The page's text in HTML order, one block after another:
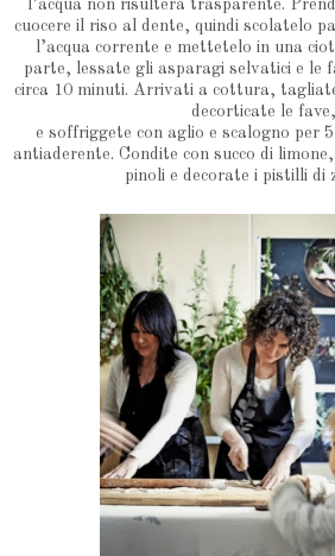
l’acqua non risulterà trasparente.
cuocere il riso al dente, quindi scolatelo
l’acqua corrente e mettetelo in una
parte, lessate gli asparagi selvatici e le
circa 10 minuti. Arrivati a cottura,
decorticate le fave,
e soffriggete con aglio e scalogno per
antiaderente. Condite con succo di
pinoli e decorate i pistilli di